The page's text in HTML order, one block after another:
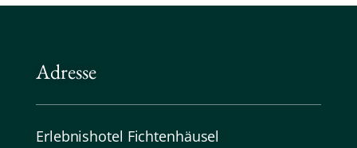
Adresse
Erlebnishotel Fichtenhäusel